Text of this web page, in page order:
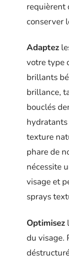
requièrent
conserver
Adaptez
votre type
brillants
brillance,
bouclés
texture
phare de
nécessite
visage et
sprays
Optimisez
du visage.